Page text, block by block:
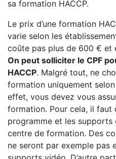
sa formation HACCP.
Le prix d’une formation
varie selon les
coûte pas plus de 600 € et
On peut solliciter le CPF
HACCP. Malgré tout, ne
formation uniquement
effet, vous devez vous
formation. Pour cela, il faut
programme et les
centre de formation. Des
ne seront par exemple pas